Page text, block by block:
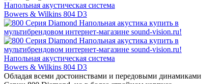
Напольная акустическая система
Bowers & Wilkins 804 D3
Напольная акустическая система
Bowers & Wilkins 804 D3
Обладая всеми достоинствами и передовыми динамиками